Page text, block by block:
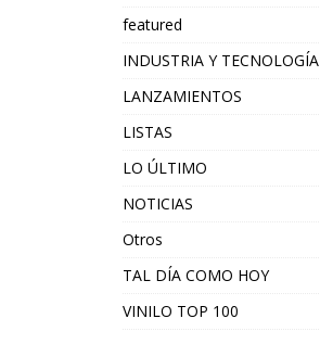
featured
INDUSTRIA Y TECNOLOGÍA
LANZAMIENTOS
LISTAS
LO ÚLTIMO
NOTICIAS
Otros
TAL DÍA COMO HOY
VINILO TOP 100